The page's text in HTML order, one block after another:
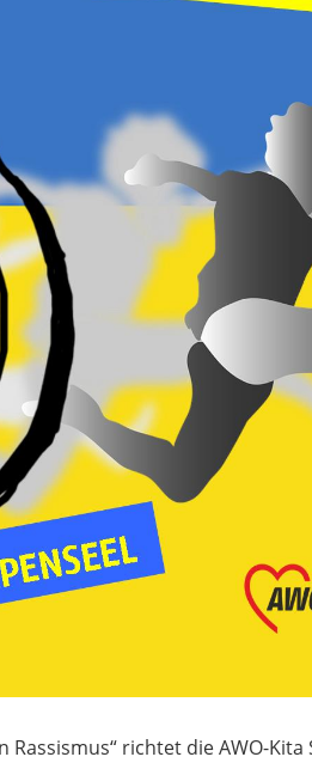
richtet die AWO-